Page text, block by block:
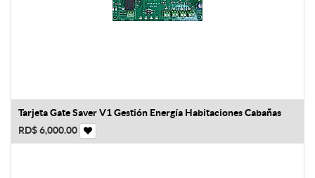
Tarjeta Gate Saver V1 Gestión Energía Habitaciones Cabañas
RD$6,000.00